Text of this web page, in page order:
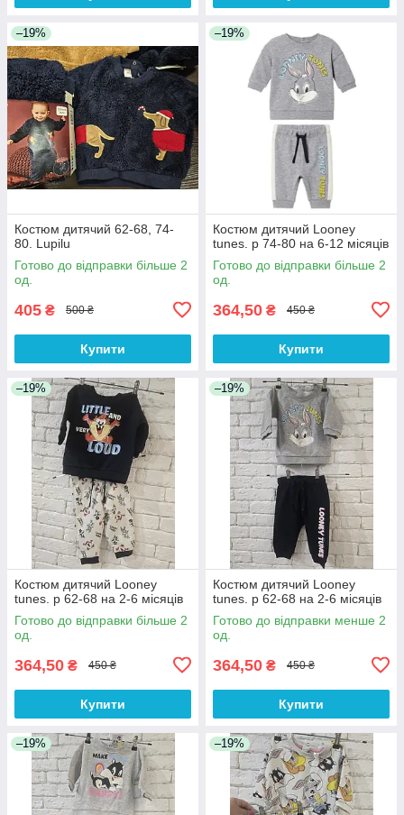
–19%
Костюм дитячий 62-68, 74-
80. Lupilu
Готово до відправки більше 2
од.
405 ₴ 500 ₴
Купити
–19%
Костюм дитячий Looney
tunes. р 74-80 на 6-12 місяців
Готово до відправки більше 2
од.
364,50 ₴ 450 ₴
Купити
–19%
Костюм дитячий Looney
tunes. р 62-68 на 2-6 місяців
Готово до відправки більше 2
од.
364,50 ₴ 450 ₴
Купити
–19%
Костюм дитячий Looney
tunes. р 62-68 на 2-6 місяців
Готово до відправки менше 2
од.
364,50 ₴ 450 ₴
Купити
–19% –19%